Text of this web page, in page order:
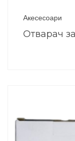
Акесесоари
Отварач